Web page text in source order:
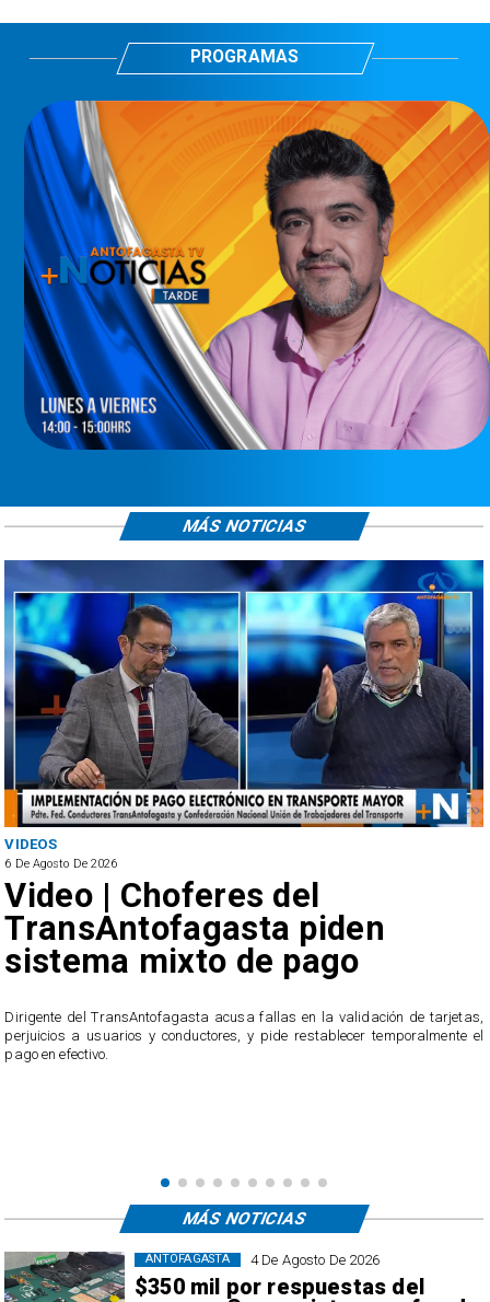
PROGRAMAS
VIDEOS
6 De Agosto De 2026
Video | Choferes del
TransAntofagasta piden
sistema mixto de pago
​Dirigente del TransAntofagasta acusa fallas en la validación de tarjetas,
perjuicios a usuarios y conductores, y pide restablecer temporalmente el
pago en efectivo.
MÁS NOTICIAS
4 De Agosto De 2026
$350 mil por respuestas del
ANTOFAGASTA
MÁS NOTICIAS